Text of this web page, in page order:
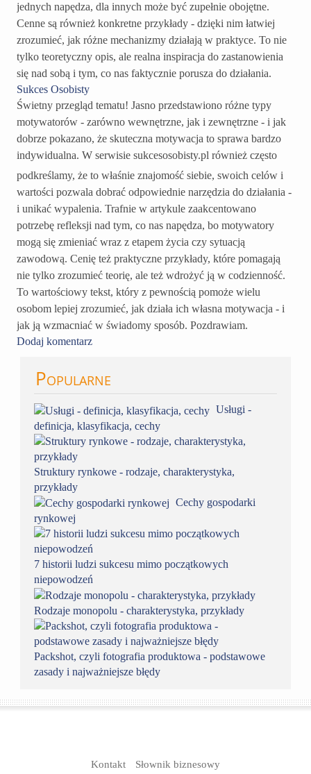
jednych napędza, dla innych może być zupełnie obojętne.
Cenne są również konkretne przykłady - dzięki nim łatwiej
zrozumieć, jak różne mechanizmy działają w praktyce. To nie
tylko teoretyczny opis, ale realna inspiracja do zastanowienia
się nad sobą i tym, co nas faktycznie porusza do działania.
Sukces Osobisty
Świetny przegląd tematu! Jasno przedstawiono różne typy
motywatorów - zarówno wewnętrzne, jak i zewnętrzne - i jak
dobrze pokazano, że skuteczna motywacja to sprawa bardzo
indywidualna. W serwisie sukcesosobisty.pl również często
podkreślamy, że to właśnie znajomość siebie, swoich celów i
wartości pozwala dobrać odpowiednie narzędzia do działania -
i unikać wypalenia. Trafnie w artykule zaakcentowano
potrzebę refleksji nad tym, co nas napędza, bo motywatory
mogą się zmieniać wraz z etapem życia czy sytuacją
zawodową. Cenię też praktyczne przykłady, które pomagają
nie tylko zrozumieć teorię, ale też wdrożyć ją w codzienność.
To wartościowy tekst, który z pewnością pomoże wielu
osobom lepiej zrozumieć, jak działa ich własna motywacja - i
jak ją wzmacniać w świadomy sposób. Pozdrawiam.
Dodaj komentarz
Popularne
Usługi -
definicja, klasyfikacja, cechy
Struktury rynkowe - rodzaje, charakterystyka,
przykłady
Cechy gospodarki
rynkowej
7 historii ludzi sukcesu mimo początkowych
niepowodzeń
Rodzaje monopolu - charakterystyka, przykłady
Packshot, czyli fotografia produktowa - podstawowe
zasady i najważniejsze błędy
Kontakt Słownik biznesowy